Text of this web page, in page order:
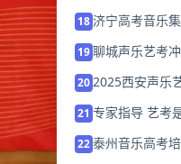
18 济宁高考音乐
19聊城声乐艺考
202025西安声乐
21 专家指导 艺考
22泰州音乐高考